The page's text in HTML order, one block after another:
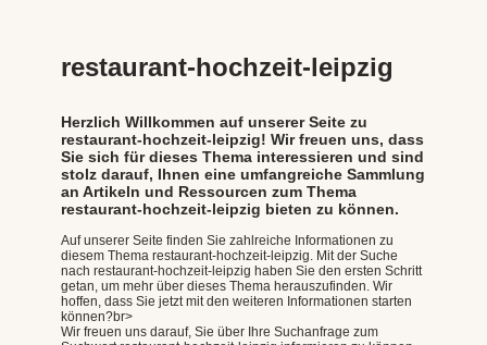
restaurant-hochzeit-leipzig
Herzlich Willkommen auf unserer Seite zu
restaurant-hochzeit-leipzig! Wir freuen uns, dass
Sie sich für dieses Thema interessieren und sind
stolz darauf, Ihnen eine umfangreiche Sammlung
an Artikeln und Ressourcen zum Thema
restaurant-hochzeit-leipzig bieten zu können.
Auf unserer Seite finden Sie zahlreiche Informationen zu
diesem Thema restaurant-hochzeit-leipzig. Mit der Suche
nach restaurant-hochzeit-leipzig haben Sie den ersten Schritt
getan, um mehr über dieses Thema herauszufinden. Wir
hoffen, dass Sie jetzt mit den weiteren Informationen starten
können?br>
Wir freuen uns darauf, Sie über Ihre Suchanfrage zum